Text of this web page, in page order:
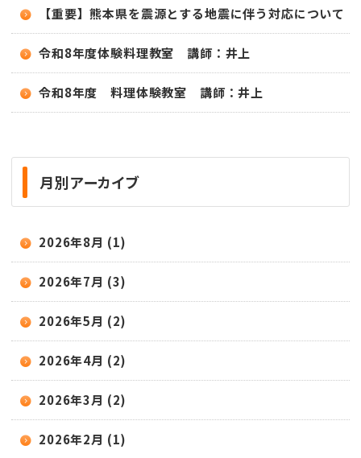
【重要】熊本県を震源とする地震に伴う対応について
令和8年度体験料理教室 講師：井上
令和8年度 料理体験教室 講師：井上
月別アーカイブ
2026年8月 (1)
2026年7月 (3)
2026年5月 (2)
2026年4月 (2)
2026年3月 (2)
2026年2月 (1)